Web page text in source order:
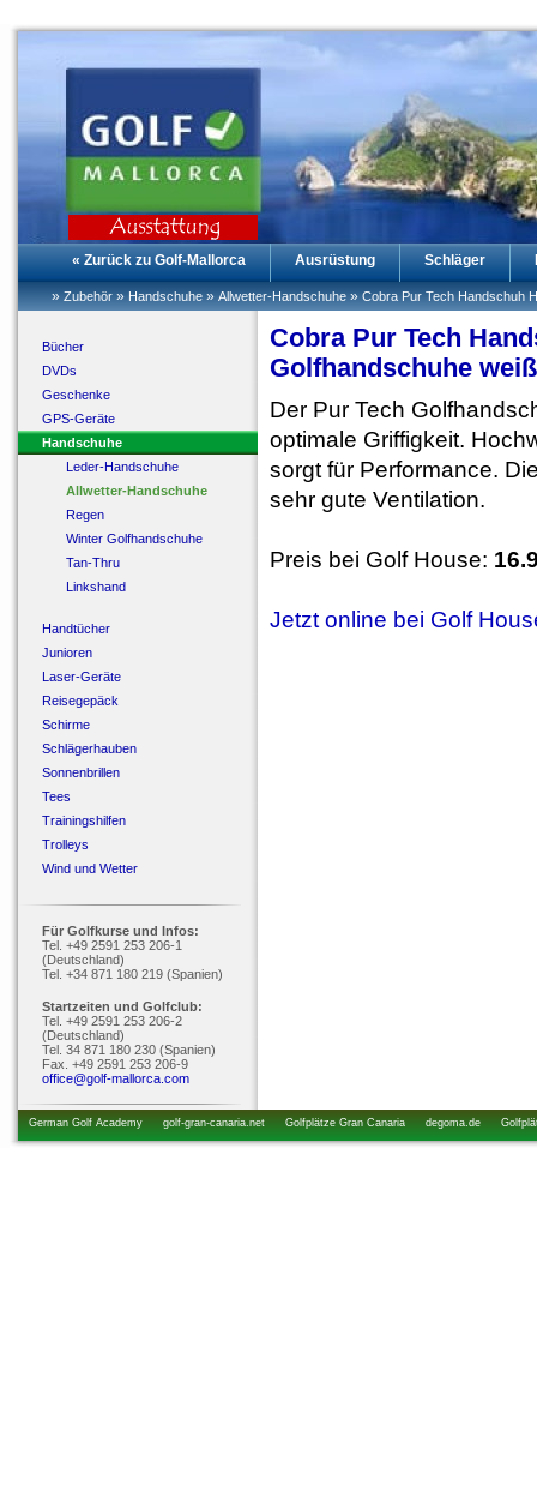
« Zurück zu Golf-Mallorca Ausrüstung Schläger
» Zubehör » Handschuhe » Allwetter-Handschuhe » Cobra Pur Tech Handschuh
Bücher
DVDs
Geschenke
GPS-Geräte
Handschuhe
Leder-Handschuhe
Allwetter-Handschuhe
Regen
Winter Golfhandschuhe
Tan-Thru
Linkshand
Handtücher
Junioren
Laser-Geräte
Reisegepäck
Schirme
Schlägerhauben
Sonnenbrillen
Tees
Trainingshilfen
Trolleys
Wind und Wetter
Für Golfkurse und Infos:
Tel. +49 2591 253 206-1
(Deutschland)
Tel. +34 871 180 219 (Spanien)
Startzeiten und Golfclub:
Tel. +49 2591 253 206-2
(Deutschland)
Tel. 34 871 180 230 (Spanien)
Fax. +49 2591 253 206-9
office@golf-mallorca.com
Cobra Pur Tech
Golfhandschuhe
Der Pur Tech
optimale Griffigkeit.
sorgt für Performance.
sehr gute Ventilation.
Preis bei Golf House:
Jetzt online bei Golf
German Golf Academy golf-gran-canaria.net Golfplätze Gran Canaria degoma.de
startzeiten.de golfkurs-urlaub.de